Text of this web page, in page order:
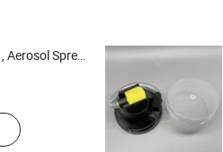
Vana , Aerosol Kapağı , Bir İnç Ölçülü Vana